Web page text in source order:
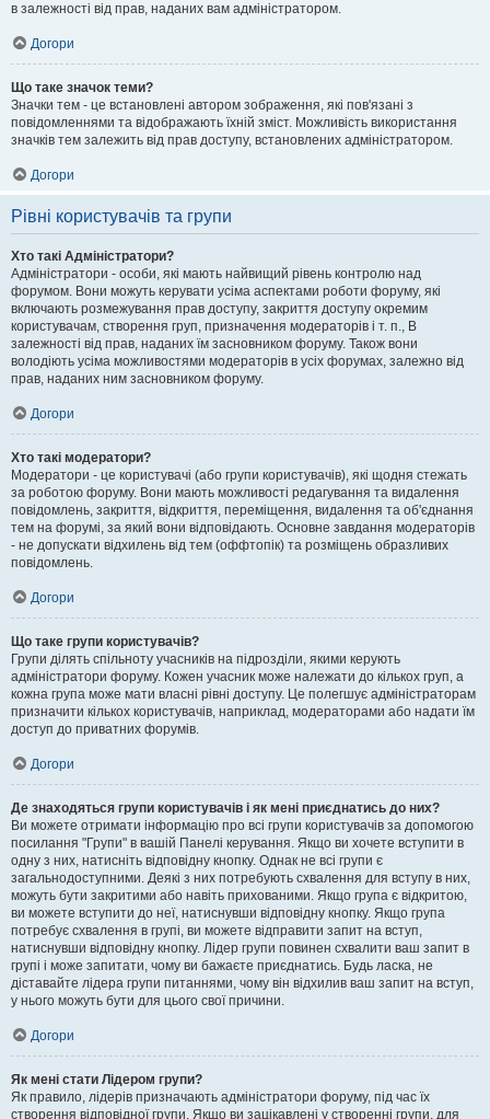
в залежності від прав, наданих вам адміністратором.
Догори
Що таке значок теми?
Значки тем - це встановлені автором зображення, які пов'язані з
повідомленнями та відображають їхній зміст. Можливість використання
значків тем залежить від прав доступу, встановлених адміністратором.
Догори
Рівні користувачів та групи
Хто такі Адміністратори?
Адміністратори - особи, які мають найвищий рівень контролю над
форумом. Вони можуть керувати усіма аспектами роботи форуму, які
включають розмежування прав доступу, закриття доступу окремим
користувачам, створення груп, призначення модераторів і т. п., В
залежності від прав, наданих їм засновником форуму. Також вони
володіють усіма можливостями модераторів в усіх форумах, залежно від
прав, наданих ним засновником форуму.
Догори
Хто такі модератори?
Модератори - це користувачі (або групи користувачів), які щодня стежать
за роботою форуму. Вони мають можливості редагування та видалення
повідомлень, закриття, відкриття, переміщення, видалення та об'єднання
тем на форумі, за який вони відповідають. Основне завдання модераторів
- не допускати відхилень від тем (оффтопік) та розміщень образливих
повідомлень.
Догори
Що таке групи користувачів?
Групи ділять спільноту учасників на підрозділи, якими керують
адміністратори форуму. Кожен учасник може належати до кількох груп, а
кожна група може мати власні рівні доступу. Це полегшує адміністраторам
призначити кількох користувачів, наприклад, модераторами або надати їм
доступ до приватних форумів.
Догори
Де знаходяться групи користувачів і як мені приєднатись до них?
Ви можете отримати інформацію про всі групи користувачів за допомогою
посилання "Групи" в вашій Панелі керування. Якщо ви хочете вступити в
одну з них, натисніть відповідну кнопку. Однак не всі групи є
загальнодоступними. Деякі з них потребують схвалення для вступу в них,
можуть бути закритими або навіть прихованими. Якщо група є відкритою,
ви можете вступити до неї, натиснувши відповідну кнопку. Якщо група
потребує схвалення в групі, ви можете відправити запит на вступ,
натиснувши відповідну кнопку. Лідер групи повинен схвалити ваш запит в
групі і може запитати, чому ви бажаєте приєднатись. Будь ласка, не
діставайте лідера групи питаннями, чому він відхилив ваш запит на вступ,
у нього можуть бути для цього свої причини.
Догори
Як мені стати Лідером групи?
Як правило, лідерів призначають адміністратори форуму, під час їх
створення відповідної групи. Якщо ви зацікавлені у створенні групи, для